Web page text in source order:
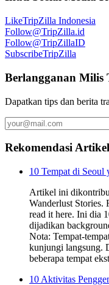
LikeTripZilla Indonesia
Follow@TripZilla.id
Follow@TripZillaID
SubscribeTripZilla
Berlangganan Milis
Dapatkan tips dan berita
Rekomendasi Artikel
10 Tempat di Seoul
Artikel ini
Wanderlust Stories.
read it here. Ini dia
dijadikan
Nota: Tempat-
kunjungi langsung.
beberapa tempat
10 Aktivitas